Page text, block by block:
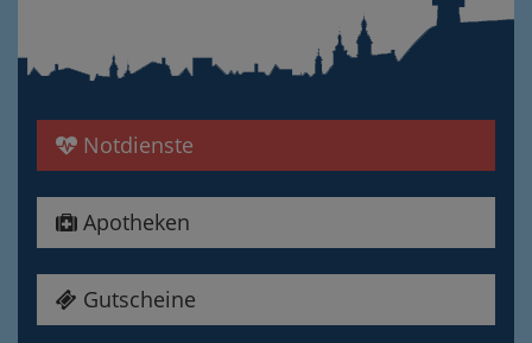
Notdienste
Apotheken
Gutscheine